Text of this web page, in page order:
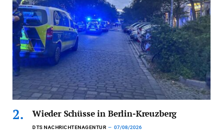
Wieder Schüsse in Berlin-Kreuzberg
DTS NACHRICHTENAGENTUR 07/08/2026